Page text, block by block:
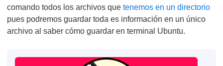
comando todos los archivos que tenemos en un directorio
pues podremos guardar toda es información en un único
archivo al saber cómo guardar en terminal Ubuntu.